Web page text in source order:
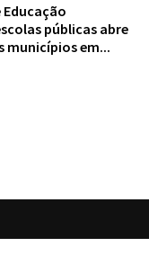
públicas abre
municípios em...